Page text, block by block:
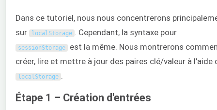
Dans ce tutoriel, nous nous concentrerons
sur
localStorage . Cependant, la syntaxe pour
sessionStorage est la même. Nous montrerons
créer, lire et mettre à jour des paires clé/valeur à l'aide
localStorage .
Étape 1 – Création d'entrées